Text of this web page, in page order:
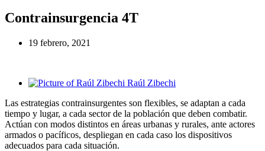
Contrainsurgencia 4T
19 febrero, 2021
Raúl Zibechi
Las estrategias contrainsurgentes son flexibles, se adaptan a cada
tiempo y lugar, a cada sector de la población que deben combatir.
Actúan con modos distintos en áreas urbanas y rurales, ante actores
armados o pacíficos, despliegan en cada caso los dispositivos
adecuados para cada situación.